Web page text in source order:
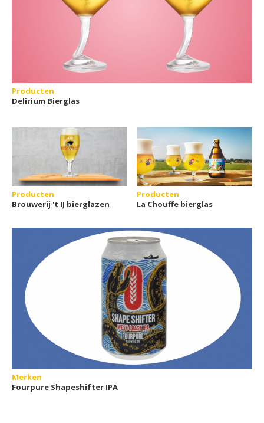
Producten
Delirium Bierglas
Producten
Brouwerij 't IJ bierglazen
Producten
La Chouffe bierglas
Merken
Fourpure Shapeshifter IPA